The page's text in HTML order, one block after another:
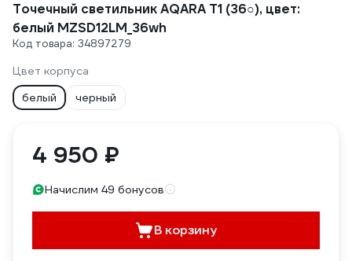
Точечный светильник AQARA Т1 (36○), цвет:
белый MZSD12LM_36wh
Код товара: 34897279
Цвет корпуса
белый
черный
4 950 ₽
Начислим 49 бонусов
В корзину